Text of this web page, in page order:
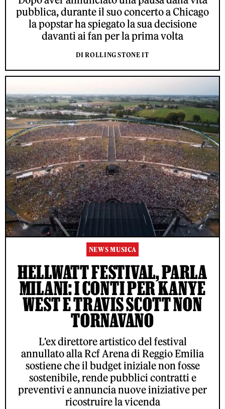
pubblica, durante il suo concerto a Chicago
la popstar ha spiegato la sua decisione
davanti ai fan per la prima volta
DI ROLLING STONE IT
NEWS MUSICA
HELLWATT FESTIVAL, PARLA
MILANI: I CONTI PER KANYE
WEST E TRAVIS SCOTT NON
TORNAVANO
L'ex direttore artistico del festival
annullato alla Rcf Arena di Reggio Emilia
sostiene che il budget iniziale non fosse
sostenibile, rende pubblici contratti e
preventivi e annuncia nuove iniziative per
ricostruire la vicenda